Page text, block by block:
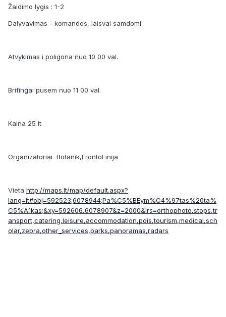
Žaidimo lygis : 1-2
Dalyvavimas - komandos, laisvai samdomi
Atvykimas i poligona nuo 10 00 val.
Brifingai pusem nuo 11 00 val.
Kaina 25 lt
Organizatoriai Botanik,FrontoLinija
Vieta http://maps.lt/map/default.aspx?
lang=lt#obj=592523;6078944;Pa%C5%BEym%C4%97tas%20ta%
C5%A1kas;&xy=592606,6078907&z=2000&lrs=orthophoto,stops,tr
ansport,catering,leisure,accommodation,pois,tourism,medical,sch
olar,zebra,other_services,parks,panoramas,radars